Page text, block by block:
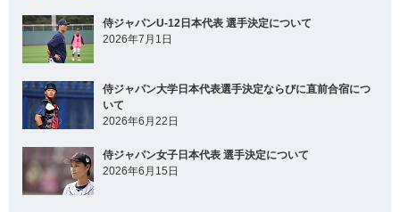
侍ジャパンU-12日本代表 選手決定について
2026年7月1日
侍ジャパン大学日本代表選手決定ならびに直前合宿につ
いて
2026年6月22日
侍ジャパン女子日本代表 選手決定について
2026年6月15日